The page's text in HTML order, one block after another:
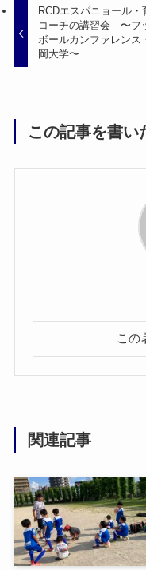
RCDエスパニョール・
コーチの講習会 〜フ
ボールカンファレンス
岡大学〜
この記事を書い
この
関連記事